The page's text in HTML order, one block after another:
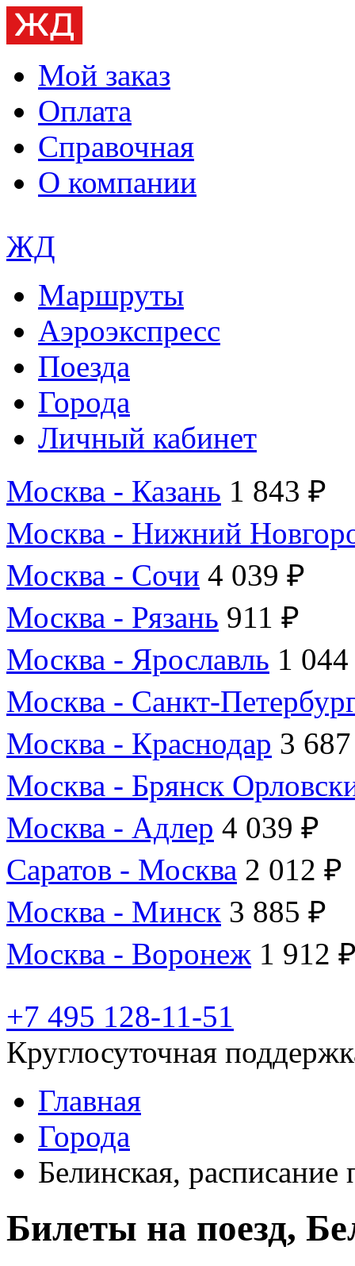
Мой заказ
Оплата
Справочная
О компании
ЖД
Маршруты
Аэроэкспресс
Поезда
Города
Личный кабинет
Москва - Казань 1 843 ₽
Москва - Нижний
Москва - Сочи 4 039 ₽
Москва - Рязань 911 ₽
Москва - Ярославль 1
Москва - Санкт-
Москва - Краснодар 3
Москва - Брянск
Москва - Адлер 4 039 ₽
Саратов - Москва 2 012 ₽
Москва - Минск 3 885 ₽
Москва - Воронеж 1 912
+7 495 128-11-51
Круглосуточная
Главная
Города
Белинская, расписание
Билеты на поезд,